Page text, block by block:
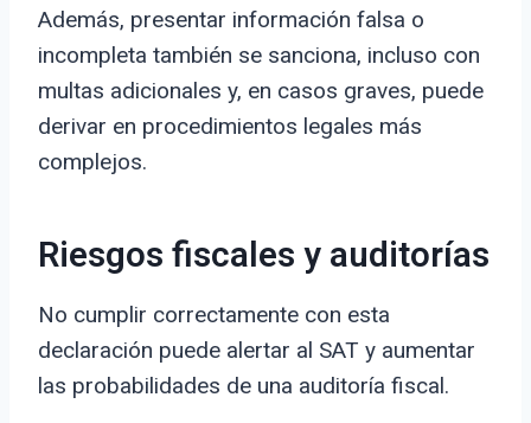
Además, presentar información falsa o
incompleta también se sanciona, incluso con
multas adicionales y, en casos graves, puede
derivar en procedimientos legales más
complejos.
Riesgos fiscales y auditorías
No cumplir correctamente con esta
declaración puede alertar al SAT y aumentar
las probabilidades de una auditoría fiscal.